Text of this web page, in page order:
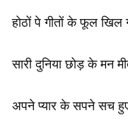
होठों पे गीतों के फूल खिल
सारी दुनिया छोड़ के मन
अपने प्यार के सपने सच